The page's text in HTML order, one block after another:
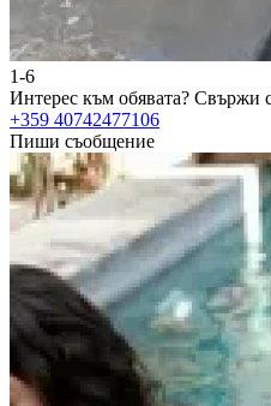
1-6
Интерес към обявата? Свържи
+359 40742477106
Пиши съобщение